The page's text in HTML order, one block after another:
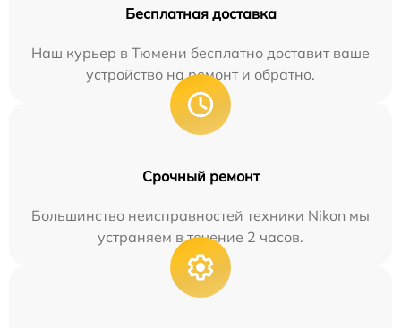
Бесплатная доставка
Наш курьер в Тюмени бесплатно доставит ваше
устройство на ремонт и обратно.
Срочный ремонт
Большинство неисправностей техники Nikon мы
устраняем в течение 2 часов.